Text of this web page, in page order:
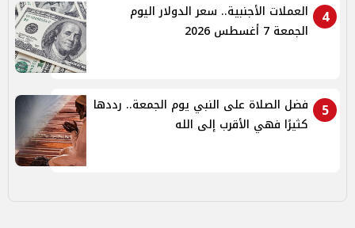
4
العملات الأجنبية.. سعر الدولار اليوم
الجمعة 7 أغسطس 2026
5
فضل الصلاة على النبي يوم الجمعة.. رددها
كثيرًا فهي الأقرب إلى الله